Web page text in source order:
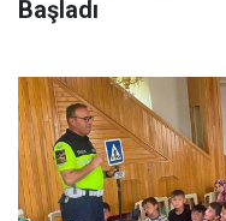
Başladı